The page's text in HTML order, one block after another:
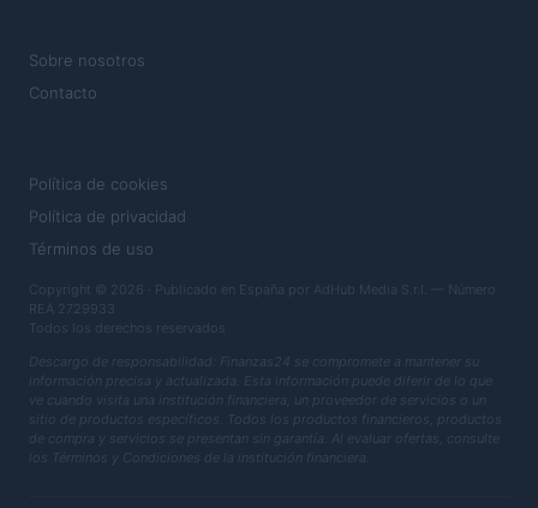
Sobre nosotros
Contacto
Política de cookies
Política de privacidad
Términos de uso
Copyright © 2026 · Publicado en España por AdHub Media S.r.l. — Número
REA 2729933
Todos los derechos reservados
Descargo de responsabilidad: Finanzas24 se compromete a mantener su
información precisa y actualizada. Esta información puede diferir de lo que
ve cuando visita una institución financiera, un proveedor de servicios o un
sitio de productos específicos. Todos los productos financieros, productos
de compra y servicios se presentan sin garantía. Al evaluar ofertas, consulte
los Términos y Condiciones de la institución financiera.